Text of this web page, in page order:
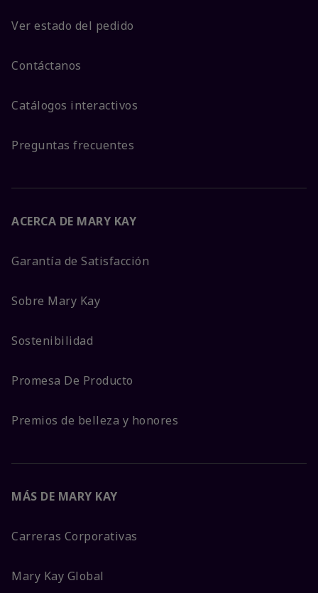
Ver estado del pedido
Contáctanos
Catálogos interactivos
Preguntas frecuentes
ACERCA DE MARY KAY
Garantía de Satisfacción
Sobre Mary Kay
Sostenibilidad
Promesa De Producto
Premios de belleza y honores
MÁS DE MARY KAY
Carreras Corporativas
Mary Kay Global